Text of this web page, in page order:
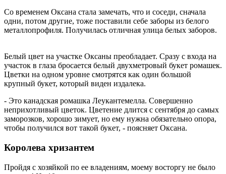
Со временем Оксана стала замечать, что и соседи, сначала
одни, потом другие, тоже поставили себе заборы из белого
металлопрофиля. Получилась отличная улица белых заборов.
Белый цвет на участке Оксаны преобладает. Сразу с входа на
участок в глаза бросается белый двухметровый букет ромашек.
Цветки на одном уровне смотрятся как один большой
крупный букет, который виден издалека.
- Это канадская ромашка Леукантемелла. Совершенно
неприхотливый цветок. Цветение длится с сентября до самых
заморозков, хорошо зимует, но ему нужна обязательно опора,
чтобы получился вот такой букет, - поясняет Оксана.
Королева хризантем
Пройдя с хозяйкой по ее владениям, моему восторгу не было